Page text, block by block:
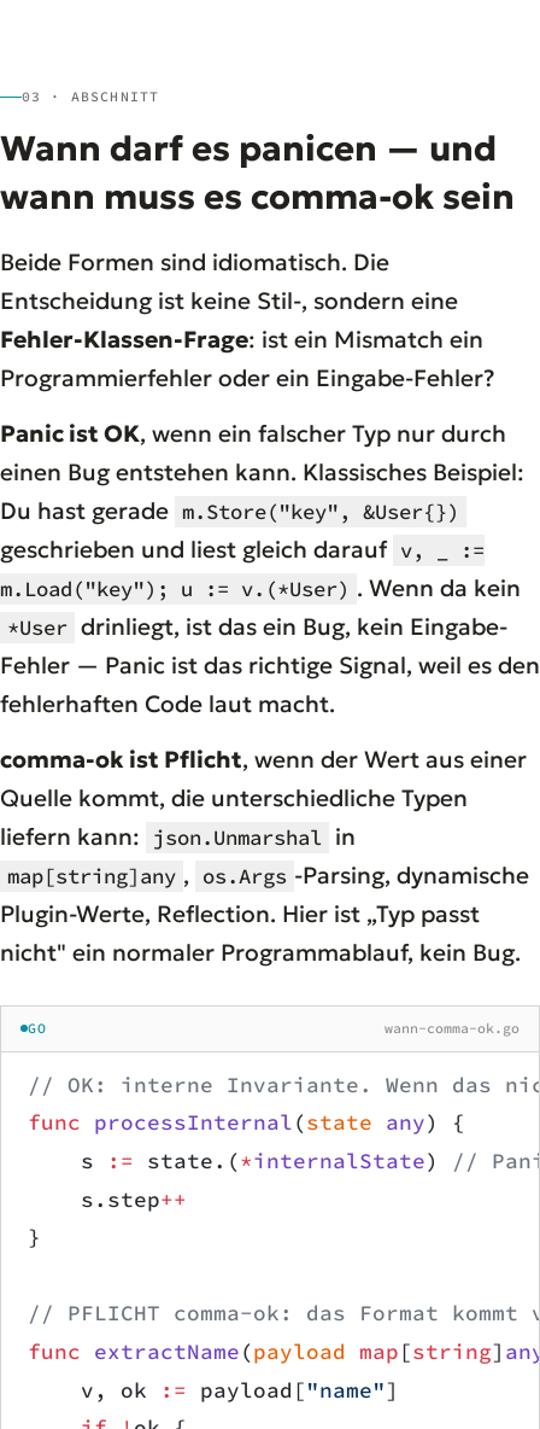
03 · ABSCHNITT
Wann darf es panicen — und
wann muss es comma-ok sein
Beide Formen sind idiomatisch. Die
Entscheidung ist keine Stil-, sondern eine
Fehler-Klassen-Frage: ist ein Mismatch ein
Programmierfehler oder ein Eingabe-Fehler?
Panic ist OK, wenn ein falscher Typ nur durch
einen Bug entstehen kann. Klassisches Beispiel:
Du hast gerade m.Store("key", &User{})
geschrieben und liest gleich darauf v, _ :=
m.Load("key"); u := v.(*User) . Wenn da kein
*User drinliegt, ist das ein Bug, kein Eingabe-
Fehler — Panic ist das richtige Signal, weil es den
fehlerhaften Code laut macht.
comma-ok ist Pflicht, wenn der Wert aus einer
Quelle kommt, die unterschiedliche Typen
liefern kann: json.Unmarshal in
map[string]any , os.Args -Parsing, dynamische
Plugin-Werte, Reflection. Hier ist „Typ passt
nicht" ein normaler Programmablauf, kein Bug.
GO wann-comma-ok.go
// OK: interne Invariante. Wenn das
func processInternal(state any) {
    s
:= state.(*internalState)
//
    s.step
++
}
// PFLICHT comma-ok: das Format kommt
func extractName(payload map[string]
    v, ok
:= payload["name"]